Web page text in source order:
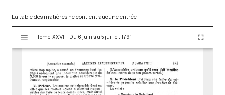
La table des matières ne contient aucune entrée.
s
Tome XXVII - Du 6 juin au 5 juillet 1791